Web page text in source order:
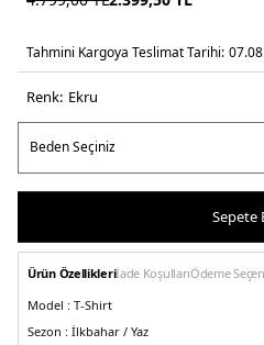
Tahmini Kargoya Teslimat Tarihi:
Renk: ekru
Sepete
Ürün Özellikleriİade KoşullarıÖdeme
Model : T-Shirt
Sezon : İlkbahar / Yaz